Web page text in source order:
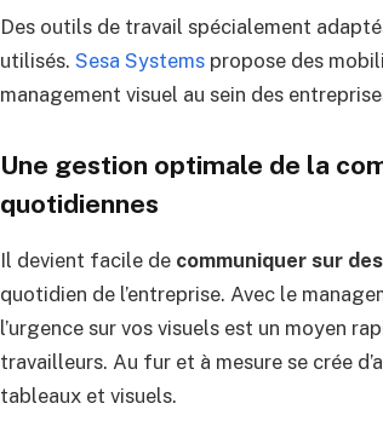
Des outils de travail spécialement
utilisés. Sesa Systemspropose des
management visuel au sein des
Une gestion optimale de la
quotidiennes
Il devient facile de communiquer sur
quotidien de l’entreprise. Avec le
l’urgence sur vos visuels est un moyen
travailleurs. Au fur et à mesure se crée
tableaux et visuels.